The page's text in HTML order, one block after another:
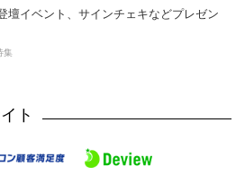
壇イベント、サインチェキなどプレゼン
集
ト